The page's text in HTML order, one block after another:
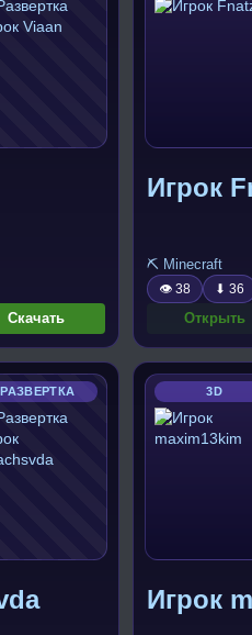
Скачать
Игрок
⛏️ Minecraft
👁 38 ⬇ 36
Открыть
РАЗВЕРТКА 3D
Игрок